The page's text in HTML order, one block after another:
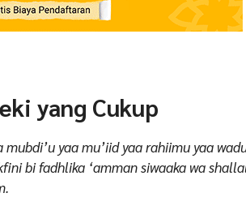
yang Cukup
yaa mu’iid yaa rahiimu yaa
bi fadhlika ‘amman siwaaka wa